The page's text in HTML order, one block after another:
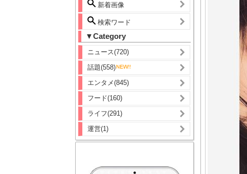
新着画像
検索ワード
▼Category
ニュース(720)
話題(558)
エンタメ(845)
フード(160)
ライフ(291)
運営(1)